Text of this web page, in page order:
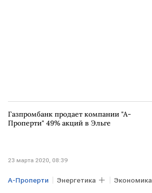
Газпромбанк продает компании "А-
Проперти" 49% акций в Эльге
23 марта 2020, 08:39
А-Проперти Энергетика Экономика